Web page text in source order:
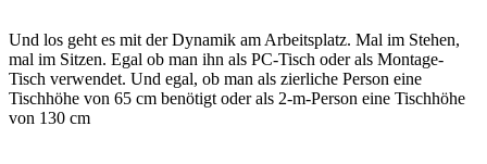
Und los geht es mit der Dynamik am Arbeitsplatz. Mal im Stehen,
mal im Sitzen. Egal ob man ihn als PC-Tisch oder als Montage-
Tisch verwendet. Und egal, ob man als zierliche Person eine
Tischhöhe von 65 cm benötigt oder als 2-m-Person eine Tischhöhe
von 130 cm